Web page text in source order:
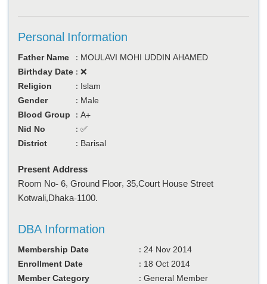
Personal Information
Father Name : MOULAVI MOHI UDDIN AHAMED
Birthday Date : ❌
Religion
: Islam
Gender
: Male
Blood Group
: A+
Nid No
: ✅
District
: Barisal
Present Address
Room No- 6, Ground Floor, 35,Court House Street
Kotwali,Dhaka-1100.
DBA Information
Membership Date : 24 Nov 2014
Enrollment Date
: 18 Oct 2014
Member Category
: General Member